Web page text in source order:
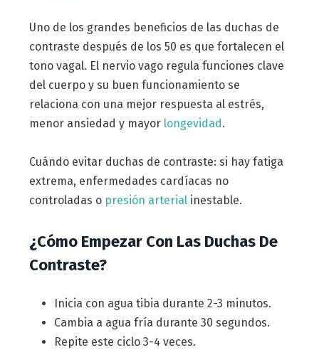
Uno de los grandes beneficios de las duchas de
contraste después de los 50 es que fortalecen el
tono vagal. El nervio vago regula funciones clave
del cuerpo y su buen funcionamiento se
relaciona con una mejor respuesta al estrés,
menor ansiedad y mayor longevidad.
Cuándo evitar duchas de contraste: si hay fatiga
extrema, enfermedades cardíacas no
controladas o presión arterialinestable.
¿Cómo Empezar Con Las Duchas De
Contraste?
Inicia con agua tibia durante 2-3 minutos.
Cambia a agua fría durante 30 segundos.
Repite este ciclo 3-4 veces.